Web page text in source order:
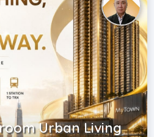
Urban Living